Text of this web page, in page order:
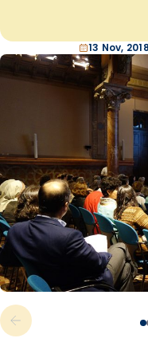
13 Nov, 2018